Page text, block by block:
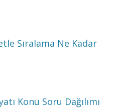
Sıralama Ne Kadar
Konu Soru Dağılımı